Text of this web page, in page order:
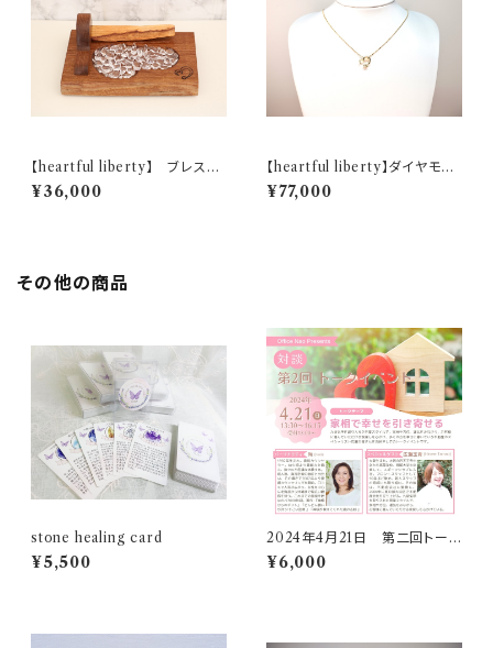
【heartful liberty】 ブレスレ
ットホルダー
¥36,000
【heartful liberty】ダイヤモン
ド付き18Kペンダント
¥77,000
その他の商品
stone healing card
¥5,500
2024年4月21日 第二回トーク
イベント動画
¥6,000